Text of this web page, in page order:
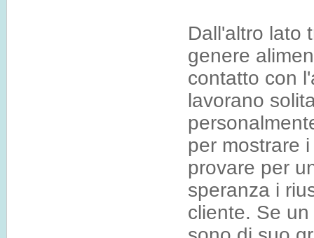
Dall'altro lato
genere
contatto con
lavorano
per mostrare
provare per
speranza i
cliente. Se